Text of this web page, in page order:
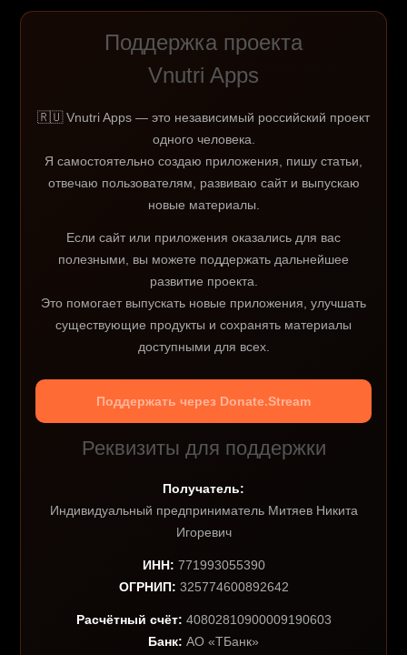
Поддержка проекта
Vnutri Apps
🇷🇺 Vnutri Apps — это независимый российский проект
одного человека.
Я самостоятельно создаю приложения, пишу статьи,
отвечаю пользователям, развиваю сайт и выпускаю
новые материалы.
Если сайт или приложения оказались для вас
полезными, вы можете поддержать дальнейшее
развитие проекта.
Это помогает выпускать новые приложения, улучшать
существующие продукты и сохранять материалы
доступными для всех.
Поддержать через Donate.Stream
Реквизиты для поддержки
Получатель:
Индивидуальный предприниматель Митяев Никита
Игоревич
ИНН: 771993055390
ОГРНИП: 325774600892642
Расчётный счёт: 40802810900009190603
Банк: АО «ТБанк»